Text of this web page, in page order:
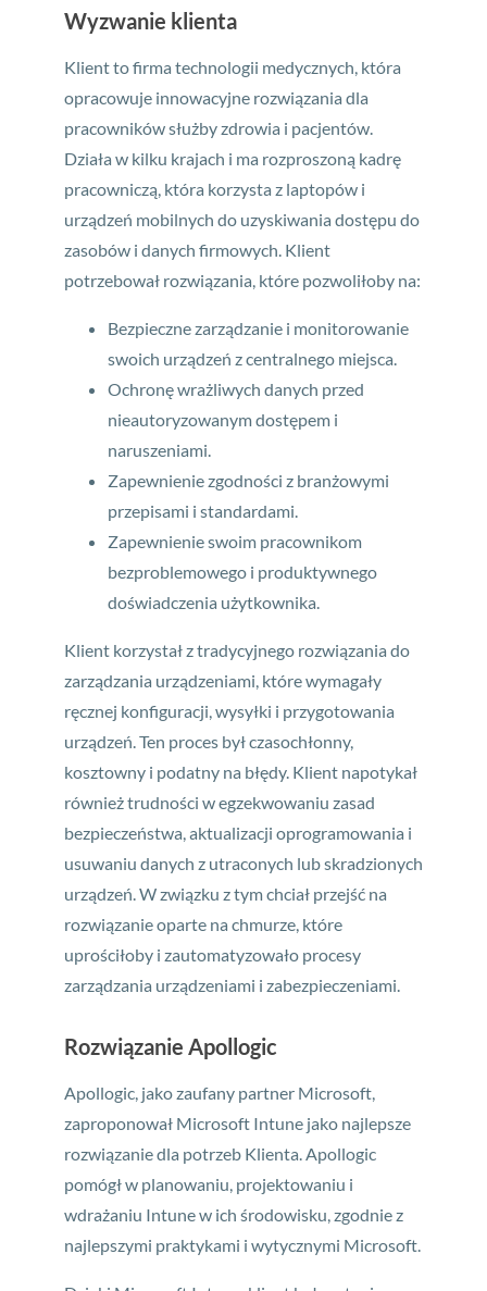
Wyzwanie klienta
Klient to firma technologii medycznych, która
opracowuje innowacyjne rozwiązania dla
pracowników służby zdrowia i pacjentów.
Działa w kilku krajach i ma rozproszoną kadrę
pracowniczą, która korzysta z laptopów i
urządzeń mobilnych do uzyskiwania dostępu do
zasobów i danych firmowych. Klient
potrzebował rozwiązania, które pozwoliłoby na:
Bezpieczne zarządzanie i monitorowanie
swoich urządzeń z centralnego miejsca.
Ochronę wrażliwych danych przed
nieautoryzowanym dostępem i
naruszeniami.
Zapewnienie zgodności z branżowymi
przepisami i standardami.
Zapewnienie swoim pracownikom
bezproblemowego i produktywnego
doświadczenia użytkownika.
Klient korzystał z tradycyjnego rozwiązania do
zarządzania urządzeniami, które wymagały
ręcznej konfiguracji, wysyłki i przygotowania
urządzeń. Ten proces był czasochłonny,
kosztowny i podatny na błędy. Klient napotykał
również trudności w egzekwowaniu zasad
bezpieczeństwa, aktualizacji oprogramowania i
usuwaniu danych z utraconych lub skradzionych
urządzeń. W związku z tym chciał przejść na
rozwiązanie oparte na chmurze, które
uprościłoby i zautomatyzowało procesy
zarządzania urządzeniami i zabezpieczeniami.
Rozwiązanie Apollogic
Apollogic, jako zaufany partner Microsoft,
zaproponował Microsoft Intune jako najlepsze
rozwiązanie dla potrzeb Klienta. Apollogic
pomógł w planowaniu, projektowaniu i
wdrażaniu Intune w ich środowisku, zgodnie z
najlepszymi praktykami i wytycznymi Microsoft.